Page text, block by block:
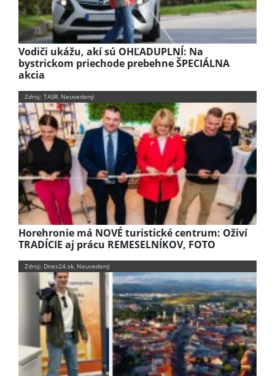
Vodiči ukážu, akí sú OHĽADUPLNÍ: Na
bystrickom priechode prebehne ŠPECIÁLNA
akcia
Zdroj: TASR, Neuvedený
Horehronie má NOVÉ turistické centrum: Oživí
TRADÍCIE aj prácu REMESELNÍKOV, FOTO
Zdroj: Dnes24.sk, Neuvedený